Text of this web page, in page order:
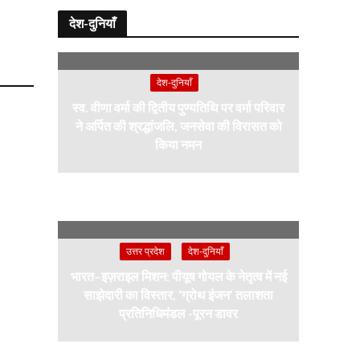
देश-दुनियाँ
देश-दुनियाँ
स्व. वीणा वर्मा की द्वितीय पुण्यतिथि पर वर्मा परिवार
ने अर्पित की श्रद्धांजलि, जनसेवा की विरासत को
किया नमन
उत्तर प्रदेश देश-दुनियाँ
भारत–इज़राइल मिशन: पीयूष गोयल के नेतृत्व में नई
साझेदारी का विस्तार, ‘ग्रोथ इंजन’ तलाशता
प्रतिनिधिमंडल -पूरन डावर